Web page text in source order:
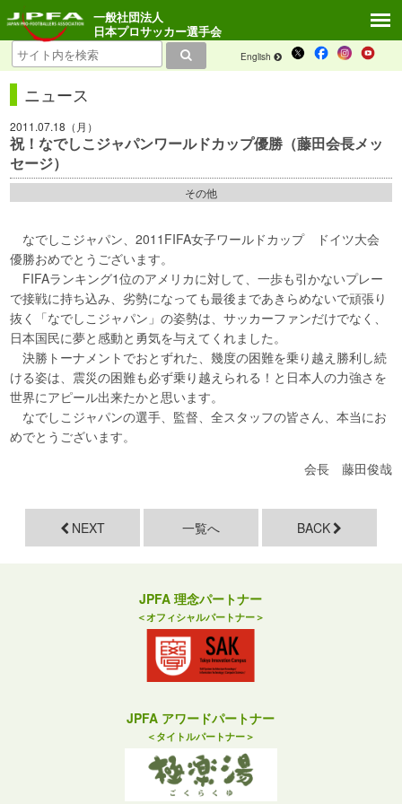
English
一般社団法人
日本プロサッカー選手会
ニュース
2011.07.18（月）
祝！なでしこジャパンワールドカップ優勝（藤田会長メッ
セージ）
その他
なでしこジャパン、2011FIFA女子ワールドカップ ドイツ大会
優勝おめでとうございます。
FIFAランキング1位のアメリカに対して、一歩も引かないプレー
で接戦に持ち込み、劣勢になっても最後まであきらめないで頑張り
抜く「なでしこジャパン」の姿勢は、サッカーファンだけでなく、
日本国民に夢と感動と勇気を与えてくれました。
決勝トーナメントでおとずれた、幾度の困難を乗り越え勝利し続
ける姿は、震災の困難も必ず乗り越えられる！と日本人の力強さを
世界にアピール出来たかと思います。
なでしこジャパンの選手、監督、全スタッフの皆さん、本当にお
めでとうございます。
会長 藤田俊哉
NEXT 一覧へ BACK
JPFA 理念パートナー
＜オフィシャルパートナー＞
JPFA アワードパートナー
＜タイトルパートナー＞